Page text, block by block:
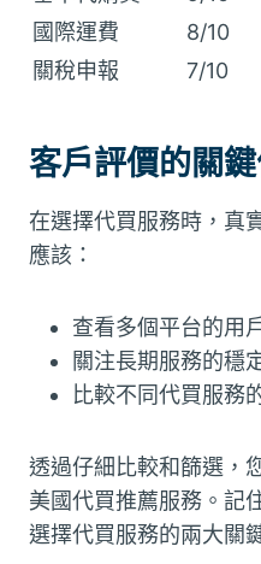
國際運費
8/10
關稅申報
7/10
客戶評價的關鍵
在選擇代買服務時，真
應該：
查看多個平台的用
關注長期服務的穩
比較不同代買服務
透過仔細比較和篩選，
美國代買推薦服務。記
選擇代買服務的兩大關